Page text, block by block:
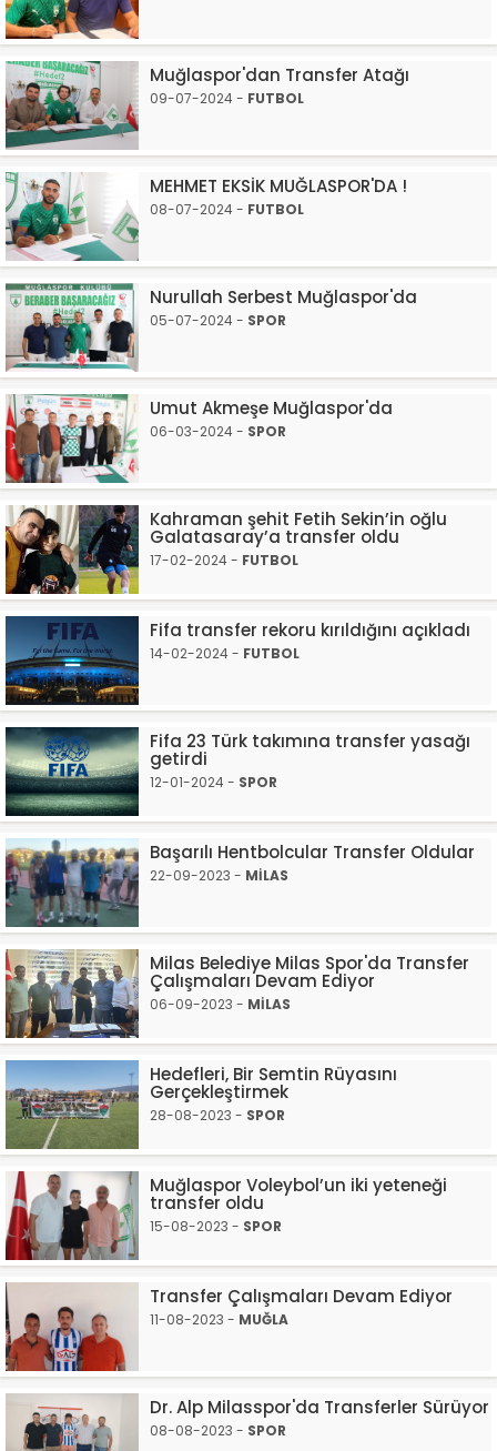
Muğlaspor'dan Transfer Atağı
09-07-2024 - FUTBOL
MEHMET EKSİK MUĞLASPOR'DA !
08-07-2024 - FUTBOL
Nurullah Serbest Muğlaspor'da
05-07-2024 - SPOR
Umut Akmeşe Muğlaspor'da
06-03-2024 - SPOR
Kahraman şehit Fetih Sekin’in oğlu
Galatasaray’a transfer oldu
17-02-2024 - FUTBOL
Fifa transfer rekoru kırıldığını açıkladı
14-02-2024 - FUTBOL
Fifa 23 Türk takımına transfer yasağı
getirdi
12-01-2024 - SPOR
Başarılı Hentbolcular Transfer Oldular
22-09-2023 - MİLAS
Milas Belediye Milas Spor'da Transfer
Çalışmaları Devam Ediyor
06-09-2023 - MİLAS
Hedefleri, Bir Semtin Rüyasını
Gerçekleştirmek
28-08-2023 - SPOR
Muğlaspor Voleybol’un iki yeteneği
transfer oldu
15-08-2023 - SPOR
Transfer Çalışmaları Devam Ediyor
11-08-2023 - MUĞLA
Dr. Alp Milasspor'da Transferler Sürüyor
08-08-2023 - SPOR